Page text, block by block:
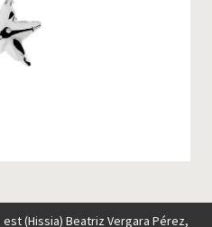
(Hissia) Beatriz Vergara Pérez,